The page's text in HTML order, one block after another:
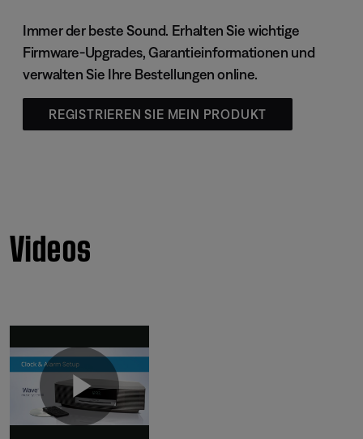
Immer der beste Sound. Erhalten Sie wichtige
Firmware-Upgrades, Garantieinformationen und
verwalten Sie Ihre Bestellungen online.
REGISTRIEREN SIE MEIN PRODUKT
Videos